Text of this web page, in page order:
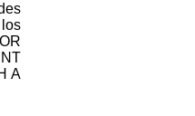
A